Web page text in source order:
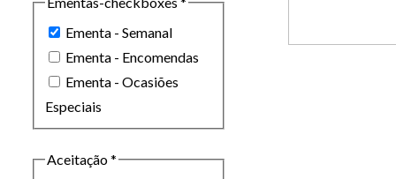
Ementa - Semanal
Ementa - Encomendas
Ementa - Ocasiões
Especiais
Aceitação*